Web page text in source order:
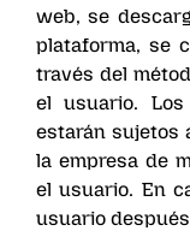
web, se
plataforma, se
través del
el usuario.
estarán sujetos
la empresa de
el usuario. En
usuario